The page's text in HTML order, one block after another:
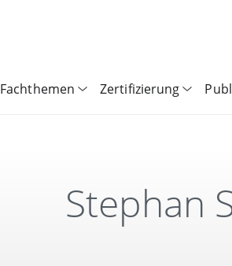
Fachthemen Zertifizierung
Stephan